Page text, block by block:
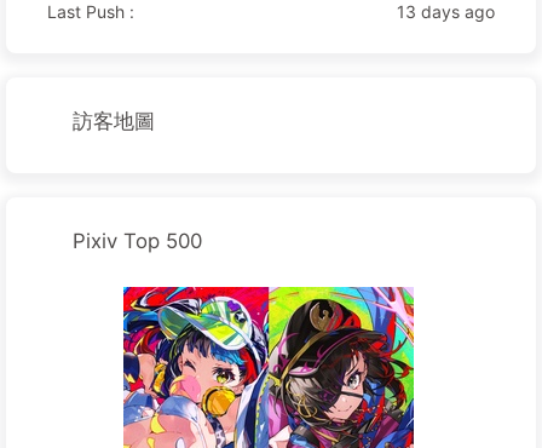
Last Push :
13 days ago
訪客地圖
Pixiv Top 500